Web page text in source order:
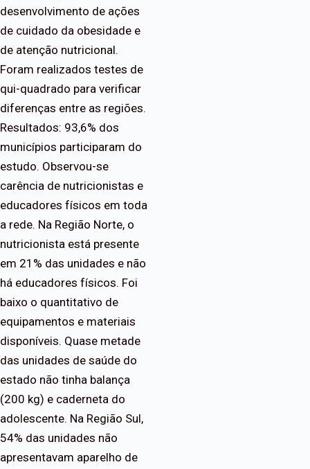
desenvolvimento de ações
de cuidado da obesidade e
de atenção nutricional.
Foram realizados testes de
qui-quadrado para verificar
diferenças entre as regiões.
Resultados: 93,6% dos
municípios participaram do
estudo. Observou-se
carência de nutricionistas e
educadores físicos em toda
a rede. Na Região Norte, o
nutricionista está presente
em 21% das unidades e não
há educadores físicos. Foi
baixo o quantitativo de
equipamentos e materiais
disponíveis. Quase metade
das unidades de saúde do
estado não tinha balança
(200 kg) e caderneta do
adolescente. Na Região Sul,
54% das unidades não
apresentavam aparelho de